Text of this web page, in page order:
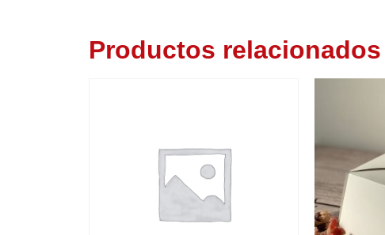
Productos relacionados